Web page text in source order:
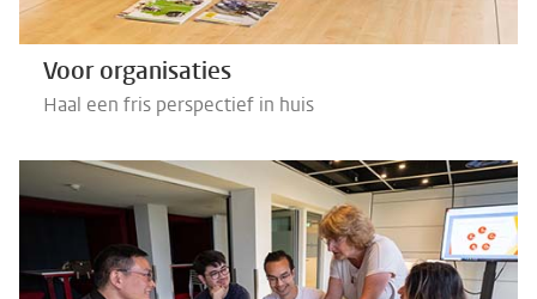
Voor organisaties
Haal een fris perspectief in huis